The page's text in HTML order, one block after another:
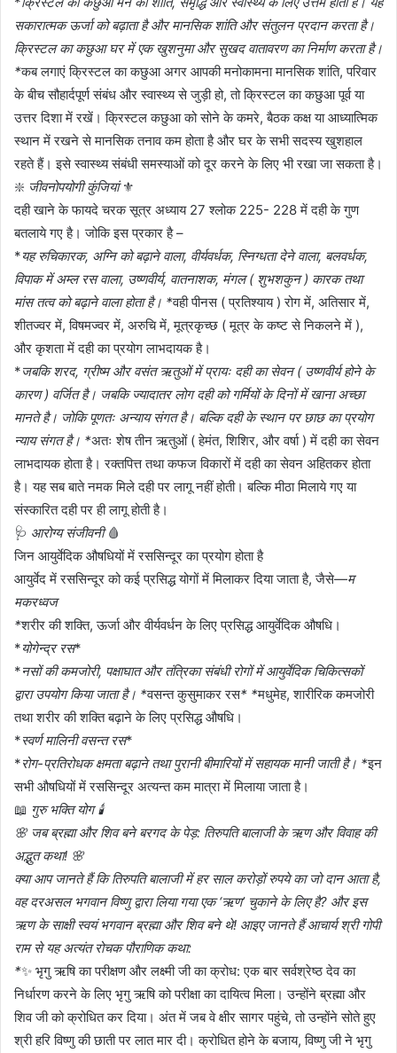
सकारात्मक ऊर्जा को बढ़ाता है और मानसिक शांति और संतुलन प्रदान करता है।
क्रिस्टल का कछुआ घर में एक खुशनुमा और सुखद वातावरण का निर्माण करता है।
*कब लगाएं क्रिस्टल का कछुआ अगर आपकी मनोकामना मानसिक शांति, परिवार
के बीच सौहार्दपूर्ण संबंध और स्वास्थ्य से जुड़ी हो, तो क्रिस्टल का कछुआ पूर्व या
उत्तर दिशा में रखें। क्रिस्टल कछुआ को सोने के कमरे, बैठक कक्ष या आध्यात्मिक
स्थान में रखने से मानसिक तनाव कम होता है और घर के सभी सदस्य खुशहाल
रहते हैं। इसे स्वास्थ्य संबंधी समस्याओं को दूर करने के लिए भी रखा जा सकता है।
❇️ जीवनोपयोगी कुंजियां⚜️
दही खाने के फायदे चरक सूत्र अध्याय 27 श्लोक 225- 228 में दही के गुण
बतलाये गए है। जोकि इस प्रकार है –
*यह रुचिकारक, अग्नि को बढ़ाने वाला, वीर्यवर्धक, स्निग्धता देने वाला, बलवर्धक,
विपाक में अम्ल रस वाला, उष्णवीर्य, वातनाशक, मंगल ( शुभशकुन ) कारक तथा
मांस तत्व को बढ़ाने वाला होता है। *वही पीनस ( प्रतिश्याय ) रोग में, अतिसार में,
शीतज्वर में, विषमज्वर में, अरुचि में, मूत्रकृच्छ ( मूत्र के कष्ट से निकलने में ),
और कृशता में दही का प्रयोग लाभदायक है।
*जबकि शरद, ग्रीष्म और वसंत ऋतुओं में प्रायः दही का सेवन ( उष्णवीर्य होने के
कारण ) वर्जित है। जबकि ज्यादातर लोग दही को गर्मियों के दिनों में खाना अच्छा
मानते है। जोकि पूणतः अन्याय संगत है। बल्कि दही के स्थान पर छाछ का प्रयोग
न्याय संगत है। *अतः शेष तीन ऋतुओं ( हेमंत, शिशिर, और वर्षा ) में दही का सेवन
लाभदायक होता है। रक्तपित्त तथा कफज विकारों में दही का सेवन अहितकर होता
है। यह सब बाते नमक मिले दही पर लागू नहीं होती। बल्कि मीठा मिलाये गए या
संस्कारित दही पर ही लागू होती है।
🩺 आरोग्य संजीवनी🩸
जिन आयुर्वेदिक औषधियों में रससिन्दूर का प्रयोग होता है
आयुर्वेद में रससिन्दूर को कई प्रसिद्ध योगों में मिलाकर दिया जाता है, जैसे—म
मकरध्वज
*शरीर की शक्ति, ऊर्जा और वीर्यवर्धन के लिए प्रसिद्ध आयुर्वेदिक औषधि।
*योगेन्द्र रस*
*नसों की कमजोरी, पक्षाघात और तंत्रिका संबंधी रोगों में आयुर्वेदिक चिकित्सकों
द्वारा उपयोग किया जाता है। *वसन्त कुसुमाकर रस* *मधुमेह, शारीरिक कमजोरी
तथा शरीर की शक्ति बढ़ाने के लिए प्रसिद्ध औषधि।
*स्वर्ण मालिनी वसन्त रस*
*रोग-प्रतिरोधक क्षमता बढ़ाने तथा पुरानी बीमारियों में सहायक मानी जाती है। *इन
सभी औषधियों में रससिन्दूर अत्यन्त कम मात्रा में मिलाया जाता है।
📖 गुरु भक्ति योग 🕯️
🌸 जब ब्रह्मा और शिव बने बरगद के पेड़: तिरुपति बालाजी के ऋण और विवाह की
अद्भुत कथा! 🌸
क्या आप जानते हैं कि तिरुपति बालाजी में हर साल करोड़ों रुपये का जो दान आता है,
वह दरअसल भगवान विष्णु द्वारा लिया गया एक ‘ऋण’ चुकाने के लिए है? और इस
ऋण के साक्षी स्वयं भगवान ब्रह्मा और शिव बने थे! आइए जानते हैं आचार्य श्री गोपी
राम से यह अत्यंत रोचक पौराणिक कथा:
*✨ भृगु ऋषि का परीक्षण और लक्ष्मी जी का क्रोध: एक बार सर्वश्रेष्ठ देव का
निर्धारण करने के लिए भृगु ऋषि को परीक्षा का दायित्व मिला। उन्होंने ब्रह्मा और
शिव जी को क्रोधित कर दिया। अंत में जब वे क्षीर सागर पहुंचे, तो उन्होंने सोते हुए
श्री हरि विष्णु की छाती पर लात मार दी। क्रोधित होने के बजाय, विष्णु जी ने भृगु